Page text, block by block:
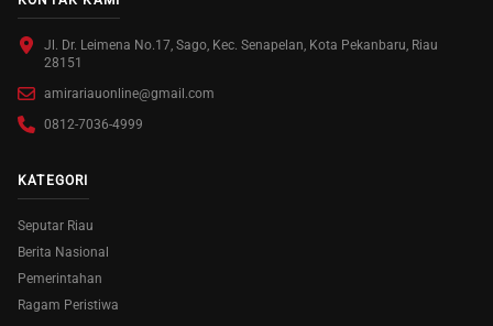
Jl. Dr. Leimena No.17, Sago, Kec. Senapelan, Kota Pekanbaru, Riau
28151
amirariauonline@gmail.com
0812-7036-4999
KATEGORI
Seputar Riau
Berita Nasional
Pemerintahan
Ragam Peristiwa